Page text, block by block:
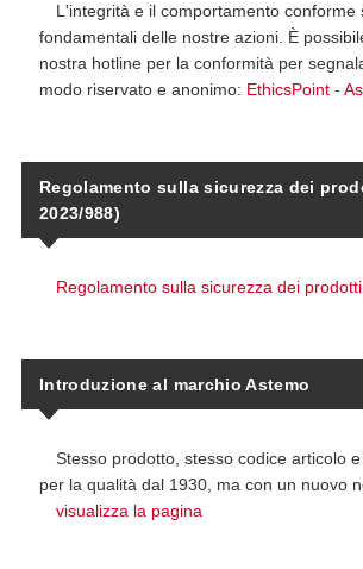
L'integrità e il comportamento conforme
fondamentali delle nostre azioni. È
nostra hotline per la conformità per
modo riservato e anonimo: EthicsPoint -
Regolamento sulla sicurezza dei
2023/988)
Regolamento sulla sicurezza dei
Introduzione al marchio Astemo
Stesso prodotto, stesso codice articolo
per la qualità dal 1930, ma con un nuovo
visualizza la pagina